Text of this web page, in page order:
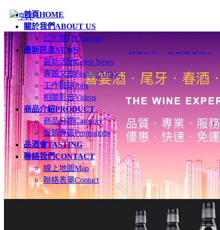
首頁HOME
關於我們ABOUT US
公司簡介Company
最新訊息NEWS
最新活動Latest News
專題文章Feature Article
工作職缺Jobs
相關影音Videos
商品介紹PRODUCT
商品分類Category
促銷專區Promotions
品酒會TASTING
聯絡我們CONTACT
線上地圖Map
聯絡表單Contact
網頁設計 桃園網頁設計